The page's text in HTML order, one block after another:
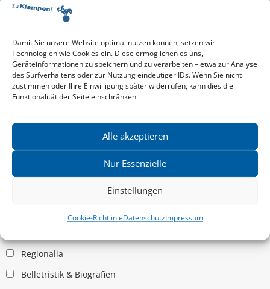
Damit Sie unsere Website optimal nutzen können, setzen wir
Technologien wie Cookies ein. Diese ermöglichen es uns,
Geräteinformationen zu speichern und zu verarbeiten – etwa zur Analyse
des Surfverhaltens oder zur Nutzung eindeutiger IDs. Wenn Sie nicht
zustimmen oder Ihre Einwilligung später widerrufen, kann dies die
Funktionalität der Seite einschränken.
Alle akzeptieren
Nur Essenzielle
Einstellungen
Cookie-RichtlinieDatenschutzImpressum
Aktuelle Vorschau
Entdecken Sie das aktuelle zu-Klampen!-Verlagsprogramm.
Hier finden Sie die Verlagsvorschau – einfach direkt online
reinlesen oder herunterladen.
Download: Vorschau zu Klampen! Herbst 2026
Mehr aktuelle Vorschauen ansehen
News zu aktuellen Neuheiten und Nachrichten im zu Klampen!
Verlag – jederzeit wieder abbestellbar.
Kritische Theorie / Philosophie
Regionalia
Belletristik & Biografien